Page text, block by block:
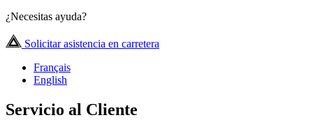
¿Necesitas ayuda?
Solicitar asistencia en carretera
Français
English
Servicio al Cliente